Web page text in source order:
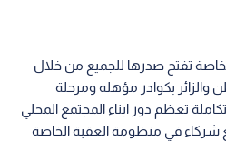
تفتح صدرها للجميع من خلال
والزائر بكوادر مؤهله ومرحلة
تعظم دور ابناء المجتمع المحلي
شركاء في منظومة العقبة الخاصة